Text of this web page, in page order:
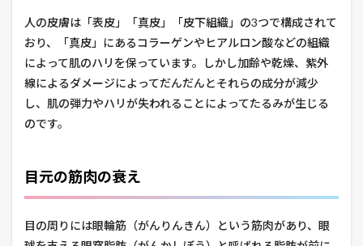
人の皮膚は「表皮」「真皮」「皮下組織」の3つで構成されて
おり、「真皮」にあるコラーゲンやヒアルロン酸などの組織
によって肌のハリを保っています。しかし加齢や乾燥、紫外
線によるダメージによってだんだんとそれらの成分が減少
し、肌の弾力やハリが失われることによってたるみが生じる
のです。
目元の筋肉の衰え
目の周りには眼輪筋（がんりんきん）という筋肉があり、眼